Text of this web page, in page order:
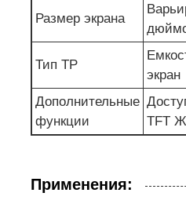
Размер экрана
Тип TP
экран
Дополнительные
функции
TFT
Применения: